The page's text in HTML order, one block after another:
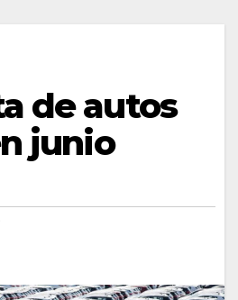
de autos
junio